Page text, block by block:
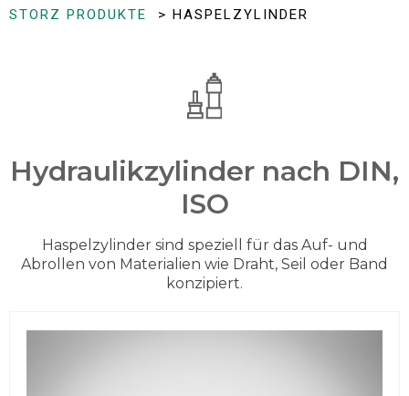
STORZ PRODUKTE > HASPELZYLINDER
Hydraulikzylinder nach DIN,
ISO
Haspelzylinder sind speziell für das Auf- und
Abrollen von Materialien wie Draht, Seil oder Band
konzipiert.